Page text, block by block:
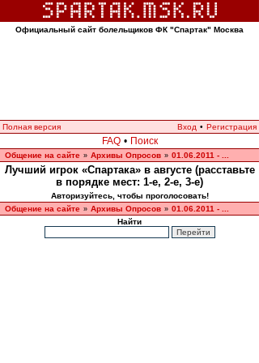
Официальный сайт болельщиков ФК "Спартак" Москва
Полная версия Вход • Регистрация
FAQ • Поиск
Общение на сайте » Архивы Опросов » 01.06.2011 - ...
Лучший игрок «Спартака» в августе (расставьте
в порядке мест: 1-е, 2-е, 3-е)
Авторизуйтесь, чтобы проголосовать!
Общение на сайте » Архивы Опросов » 01.06.2011 - ...
Найти